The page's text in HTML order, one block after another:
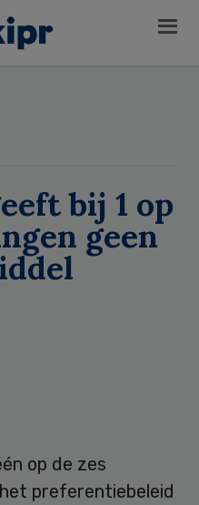
bij 1 op
geen
op de zes
preferentiebeleid